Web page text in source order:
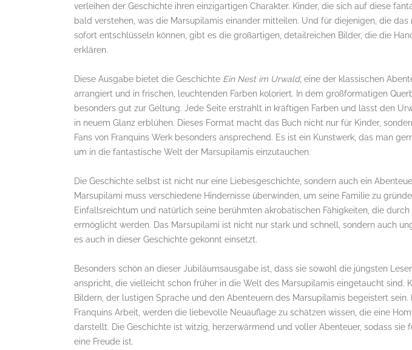
verleihen der Geschichte ihren einzigartigen Charakter. Kinder, die sich auf diese
bald verstehen, was die Marsupilamis einander mitteilen. Und für diejenigen, die
sofort entschlüsseln können, gibt es die großartigen, detailreichen Bilder, die die
erklären.
Diese Ausgabe bietet die Geschichte Ein Nest im Urwald, eine der klassischen
arrangiert und in frischen, leuchtenden Farben koloriert. In dem großformatigen
besonders gut zur Geltung. Jede Seite erstrahlt in kräftigen Farben und lässt den
in neuem Glanz erblühen. Dieses Format macht das Buch nicht nur für Kinder,
Fans von Franquins Werk besonders ansprechend. Es ist ein Kunstwerk, das man
um in die fantastische Welt der Marsupilamis einzutauchen.
Die Geschichte selbst ist nicht nur eine Liebesgeschichte, sondern auch ein
Marsupilami muss verschiedene Hindernisse überwinden, um seine Familie zu
Einfallsreichtum und natürlich seine berühmten akrobatischen Fähigkeiten, die
ermöglicht werden. Das Marsupilami ist nicht nur stark und schnell, sondern auch
es auch in dieser Geschichte gekonnt einsetzt.
Besonders schön an dieser Jubiläumsausgabe ist, dass sie sowohl die jüngsten
anspricht, die vielleicht schon früher in die Welt des Marsupilamis eingetaucht sind.
Bildern, der lustigen Sprache und den Abenteuern des Marsupilamis begeistert sein.
Franquins Arbeit, werden die liebevolle Neuauflage zu schätzen wissen, die eine
darstellt. Die Geschichte ist witzig, herzerwärmend und voller Abenteuer, sodass sie
eine Freude ist.